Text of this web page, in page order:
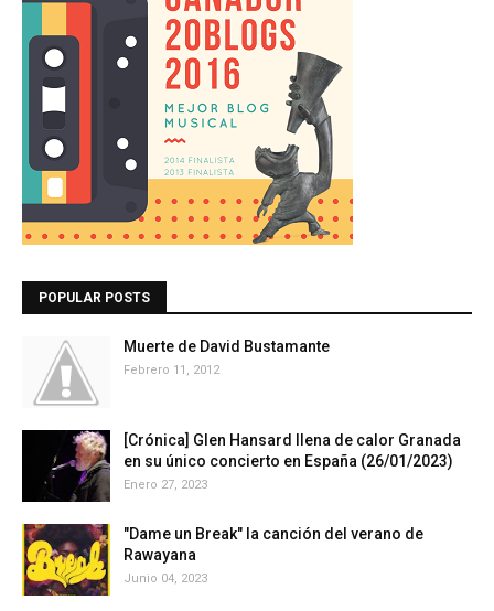
POPULAR POSTS
Muerte de David Bustamante
Febrero 11, 2012
[Crónica] Glen Hansard llena de calor Granada
en su único concierto en España (26/01/2023)
Enero 27, 2023
"Dame un Break" la canción del verano de
Rawayana
Junio 04, 2023